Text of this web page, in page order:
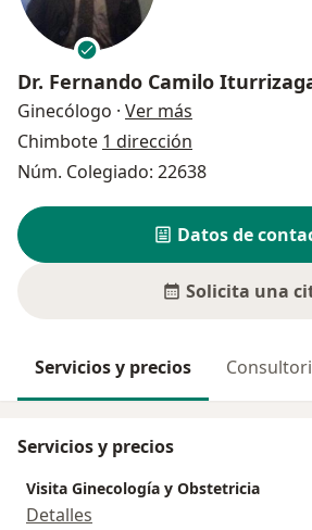
Dr. Fernando Camilo
Ginecólogo · Ver más
Chimbote 1 dirección
Núm. Colegiado: 22638
Datos de
Solicita una
Servicios y precios
Servicios y precios
Visita Ginecología y Obstetricia
Detalles